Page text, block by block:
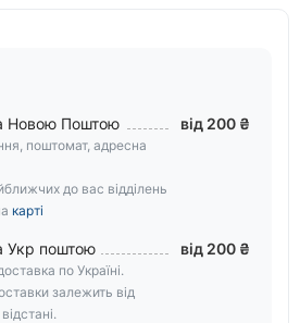
Новою Поштою
поштомат, адресна
до вас відділень
карті
від 200 ₴
Укр поштою
по Україні.
залежить від
від 200 ₴